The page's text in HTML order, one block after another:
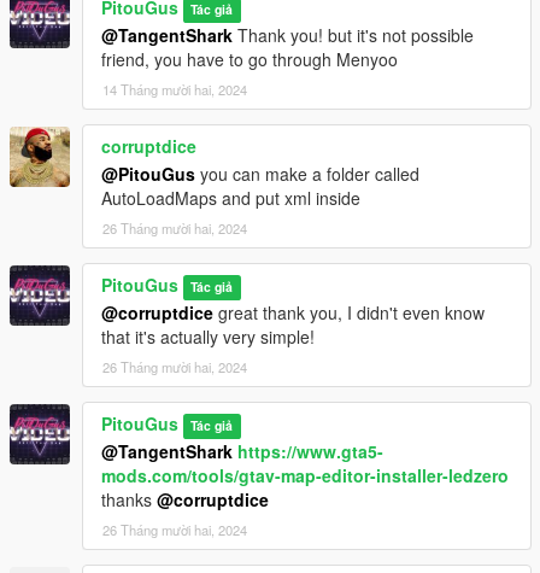
PitouGus Tác giả
@TangentShark Thank you! but it's not possible
friend, you have to go through Menyoo
14 Tháng mười hai, 2024
corruptdice
@PitouGus you can make a folder called
AutoLoadMaps and put xml inside
26 Tháng mười hai, 2024
PitouGus Tác giả
@corruptdice great thank you, I didn't even know
that it's actually very simple!
26 Tháng mười hai, 2024
PitouGus Tác giả
@TangentShark https://www.gta5-
mods.com/tools/gtav-map-editor-installer-ledzero
thanks @corruptdice
26 Tháng mười hai, 2024